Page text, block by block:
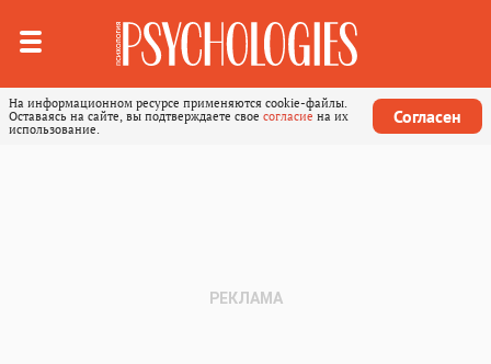
На информационном ресурсе применяются cookie-файлы.
Оставаясь на сайте, вы подтверждаете свое согласие на их
использование.
Согласен